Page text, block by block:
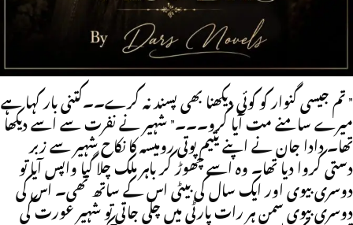
” تم جیسی گنوار کو کوئی دیکھنا بھی پسند نہ کرے۔۔کتنی بار کہا ہے
میرے سامنے مت آیا کرو۔۔۔” شہیر نے نفرت سے اسے دیکھا
تھا۔ دادا جان نے اپنے یتیم پوتی رومیسہ کا نکاح شہیر سے زبر
دستی کروا دیا تھا۔ وہ اسے چھوڑ کر باہر ملک چلا گیا واپس آیا تو
دوسری بیوی اور ایک سال کی بیٹی اس کے ساتھ تھی۔ اس کی
دوسری بیوی سمن ہر رات پارٹی میں چلی جاتی تو شہیر عورت کی